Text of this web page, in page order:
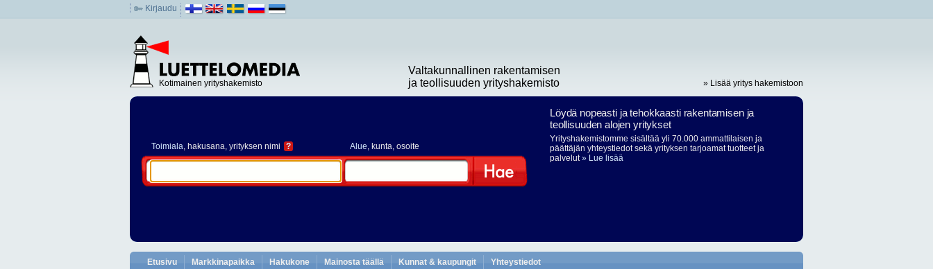
Kirjaudu
Kotimainen yrityshakemisto
Valtakunnallinen rakentamisen
ja teollisuuden yrityshakemisto
» Lisää yritys hakemistoon
Toimiala, hakusana, yrityksen nimi ? Alue, kunta, osoite
Löydä nopeasti ja tehokkaasti rakentamisen ja
teollisuuden alojen yritykset
Yrityshakemistomme sisältää yli 70.000 ammattilaisen ja
päättäjän yhteystiedot sekä yrityksen tarjoamat tuotteet ja
palvelut» Lue lisää
Etusivu Markkinapaikka Hakukone Mainosta täällä Kunnat & kaupungit Yhteystiedot